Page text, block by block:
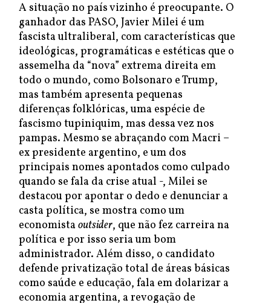
A situação no país vizinho é preocupante. O
ganhador das PASO, Javier Milei é um
fascista ultraliberal, com características que
ideológicas, programáticas e estéticas que o
assemelha da “nova” extrema direita em
todo o mundo, como Bolsonaro e Trump,
mas também apresenta pequenas
diferenças folklóricas, uma espécie de
fascismo tupiniquim, mas dessa vez nos
pampas. Mesmo se abraçando com Macri –
ex presidente argentino, e um dos
principais nomes apontados como culpado
quando se fala da crise atual -, Milei se
destacou por apontar o dedo e denunciar a
casta política, se mostra como um
economista outsider, que não fez carreira na
política e por isso seria um bom
administrador. Além disso, o candidato
defende privatização total de áreas básicas
como saúde e educação, fala em dolarizar a
economia argentina, a revogação de